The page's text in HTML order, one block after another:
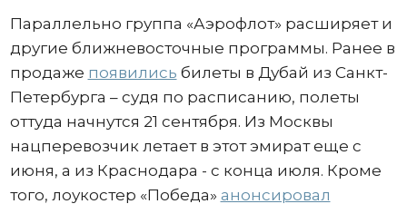
Параллельно группа «Аэрофлот» расширяет и
другие ближневосточные программы. Ранее в
продаже появились билеты в Дубай из Санкт-
Петербурга – судя по расписанию, полеты
оттуда начнутся 21 сентября. Из Москвы
нацперевозчик летает в этот эмират еще с
июня, а из Краснодара - с конца июля. Кроме
того, лоукостер «Победа» анонсировал